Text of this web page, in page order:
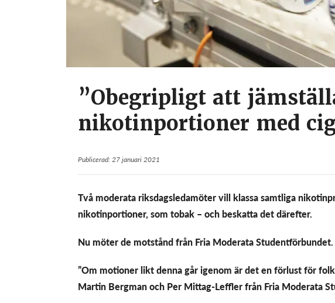
”Obegripligt att
nikotinportioner med
Publicerad: 27 januari 2021
Två moderata riksdagsledamöter vill klassa samtliga
nikotinportioner, som tobak – och beskatta det därefter.
Nu möter de motstånd från Fria Moderata Studentförbundet.
”Om motioner likt denna går igenom är det en förlust för
Martin Bergman och Per Mittag-Leffler från Fria Moderata